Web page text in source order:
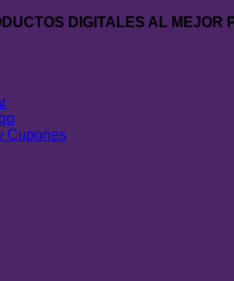
DIGITALES AL MEJOR
Cupones